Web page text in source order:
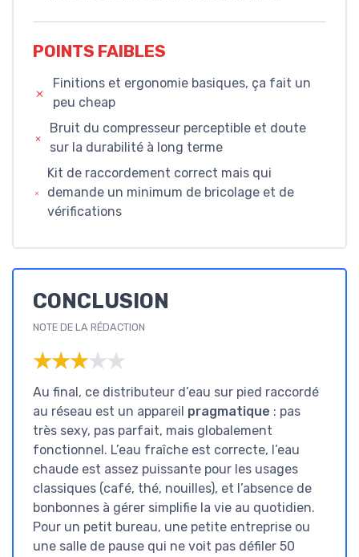
POINTS FAIBLES
Finitions et ergonomie basiques, ça fait un
peu cheap
Bruit du compresseur perceptible et doute
sur la durabilité à long terme
Kit de raccordement correct mais qui
demande un minimum de bricolage et de
vérifications
CONCLUSION
NOTE DE LA RÉDACTION
★★★★★
★★★★★
Au final, ce distributeur d’eau sur pied raccordé
au réseau est un appareil pragmatique : pas
très sexy, pas parfait, mais globalement
fonctionnel. L’eau fraîche est correcte, l’eau
chaude est assez puissante pour les usages
classiques (café, thé, nouilles), et l’absence de
bonbonnes à gérer simplifie la vie au quotidien.
Pour un petit bureau, une petite entreprise ou
une salle de pause qui ne voit pas défiler 50